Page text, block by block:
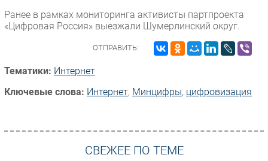
Ранее в рамках мониторинга активисты партпроекта
«Цифровая Россия» выезжали Шумерлинский округ.
ОТПРАВИТЬ:
Тематики: Интернет
Ключевые слова: Интернет, Минцифры, цифровизация
СВЕЖЕЕ ПО ТЕМЕ